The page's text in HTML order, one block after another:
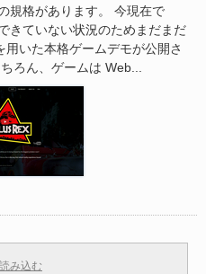
規格があります。 今現在で
きていない状況のためまだまだ
いた本格ゲームデモが公開さ
ろん、ゲームは Web...
み込む